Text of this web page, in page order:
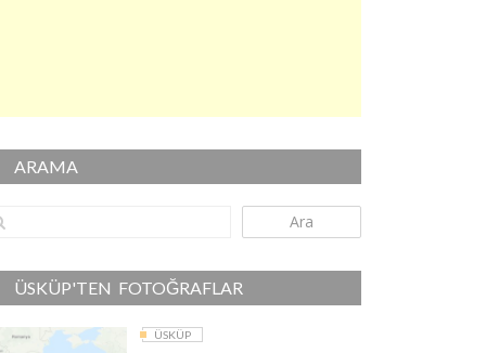
ARAMA
Ara
ÜSKÜP'TEN FOTOĞRAFLAR
ÜSKÜP